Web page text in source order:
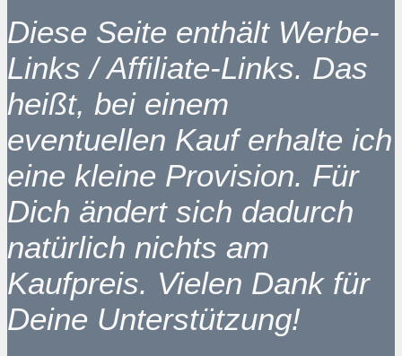
Diese Seite enthält Werbe-
Links / Affiliate-Links. Das
heißt, bei einem
eventuellen Kauf erhalte ich
eine kleine Provision. Für
Dich ändert sich dadurch
natürlich nichts am
Kaufpreis. Vielen Dank für
Deine Unterstützung!